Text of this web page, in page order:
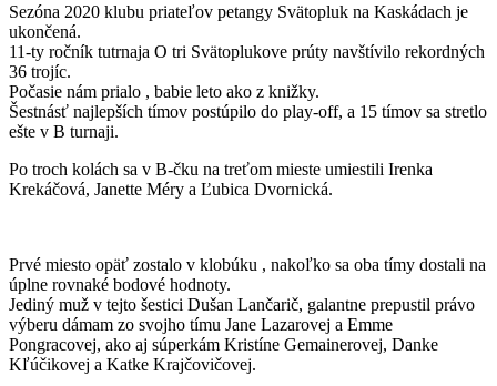
Sezóna 2020 klubu priateľov petangy Svätopluk na Kaskádach je
ukončená.
11-ty ročník tutrnaja O tri Svätoplukove prúty navštívilo rekordných
36 trojíc.
Počasie nám prialo , babie leto ako z knižky.
Šestnásť najlepších tímov postúpilo do play-off, a 15 tímov sa stretlo
ešte v B turnaji.
Po troch kolách sa v B-čku na treťom mieste umiestili Irenka
Krekáčová, Janette Méry a Ľubica Dvornická.
Prvé miesto opäť zostalo v klobúku , nakoľko sa oba tímy dostali na
úplne rovnaké bodové hodnoty.
Jediný muž v tejto šestici Dušan Lančarič, galantne prepustil právo
výberu dámam zo svojho tímu Jane Lazarovej a Emme
Pongracovej, ako aj súperkám Kristíne Gemainerovej, Danke
Kľúčikovej a Katke Krajčovičovej.